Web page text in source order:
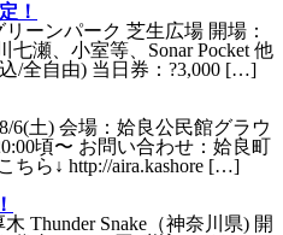
！
ーンパーク 芝生広場 開場：
七瀬、小室等、Sonar Pocket 他
/全自由) 当日券：?3,000 […]
6(土) 会場：姶良公民館グラウ
頃〜 お問い合わせ：姶良町
ちら↓ http://aira.kashore […]
Thunder Snake（神奈川県) 開